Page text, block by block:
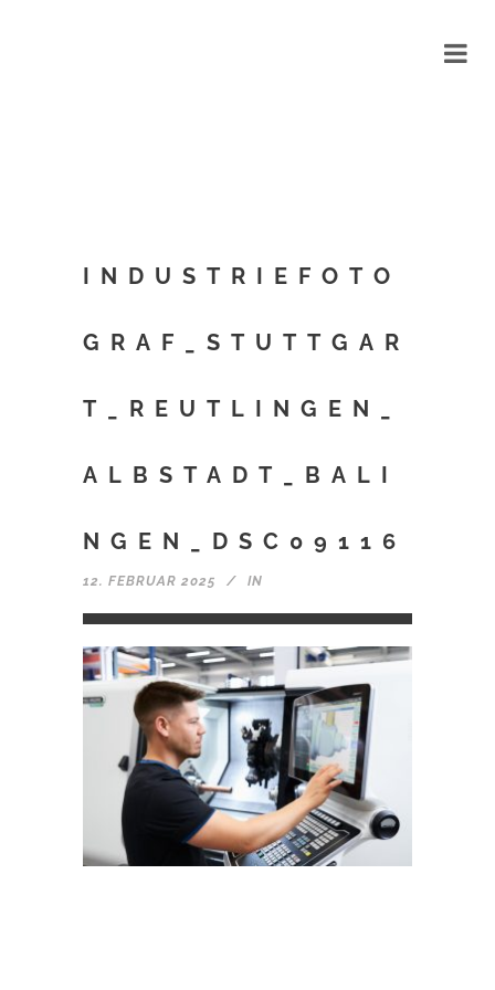
INDUSTRIEFOTO
GRAF_STUTTGAR
T_REUTLINGEN_
ALBSTADT_BALI
NGEN_DSC09116
12. FEBRUAR 2025 IN